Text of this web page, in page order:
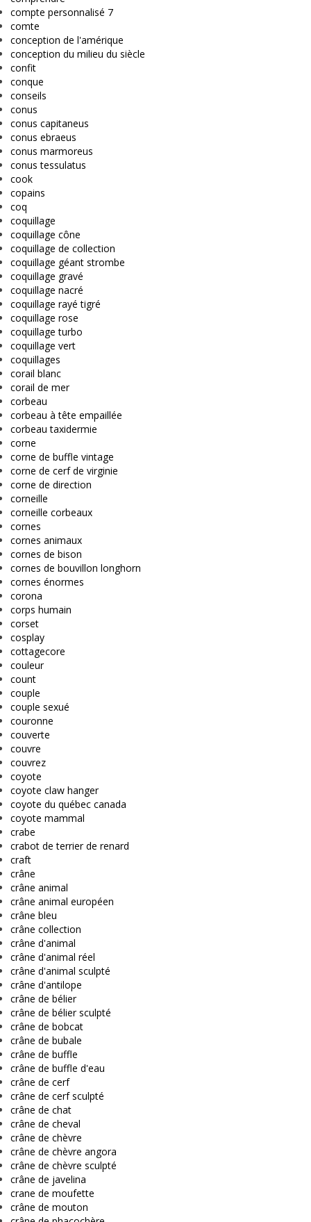
compte personnalisé 7
comte
conception de l'amérique
conception du milieu du siècle
confit
conque
conseils
conus
conus capitaneus
conus ebraeus
conus marmoreus
conus tessulatus
cook
copains
coq
coquillage
coquillage cône
coquillage de collection
coquillage géant strombe
coquillage gravé
coquillage nacré
coquillage rayé tigré
coquillage rose
coquillage turbo
coquillage vert
coquillages
corail blanc
corail de mer
corbeau
corbeau à tête empaillée
corbeau taxidermie
corne
corne de buffle vintage
corne de cerf de virginie
corne de direction
corneille
corneille corbeaux
cornes
cornes animaux
cornes de bison
cornes de bouvillon longhorn
cornes énormes
corona
corps humain
corset
cosplay
cottagecore
couleur
count
couple
couple sexué
couronne
couverte
couvre
couvrez
coyote
coyote claw hanger
coyote du québec canada
coyote mammal
crabe
crabot de terrier de renard
craft
crâne
crâne animal
crâne animal européen
crâne bleu
crâne collection
crâne d'animal
crâne d'animal réel
crâne d'animal sculpté
crâne d'antilope
crâne de bélier
crâne de bélier sculpté
crâne de bobcat
crâne de bubale
crâne de buffle
crâne de buffle d'eau
crâne de cerf
crâne de cerf sculpté
crâne de chat
crâne de cheval
crâne de chèvre
crâne de chèvre angora
crâne de chèvre sculpté
crâne de javelina
crane de moufette
crâne de mouton